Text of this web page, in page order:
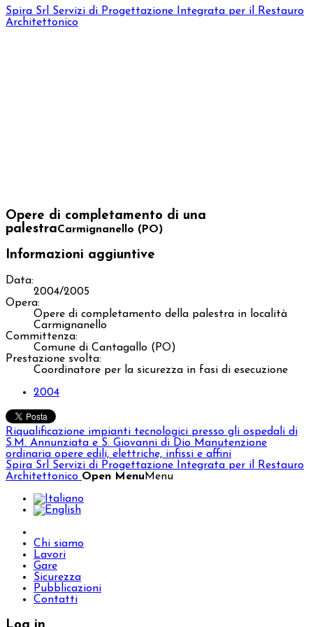
Spira Srl
Servizi di Progettazione Integrata per il Restauro
Architettonico
Opere di completamento di una
palestraCarmignanello (PO)
Informazioni aggiuntive
Data:
2004/2005
Opera:
Opere di completamento della palestra in località
Carmignanello
Committenza:
Comune di Cantagallo (PO)
Prestazione svolta:
Coordinatore per la sicurezza in fasi di esecuzione
2004
Riqualificazione impianti tecnologici presso gli ospedali di
S.M. Annunziata e S. Giovanni di Dio Manutenzione
ordinaria opere edili, elettriche, infissi e affini
Spira Srl
Servizi di Progettazione Integrata per il Restauro
Architettonico Open Menu Menu
Chi siamo
Lavori
Gare
Sicurezza
Pubblicazioni
Contatti